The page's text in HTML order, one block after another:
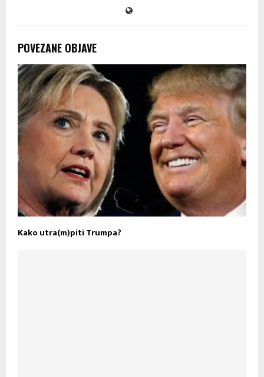
POVEZANE OBJAVE
Kako utra(m)piti Trumpa?